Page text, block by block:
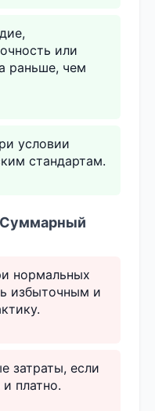
или
раньше, чем
условии
стандартам.
нормальных
избыточным и
затраты, если
платно.